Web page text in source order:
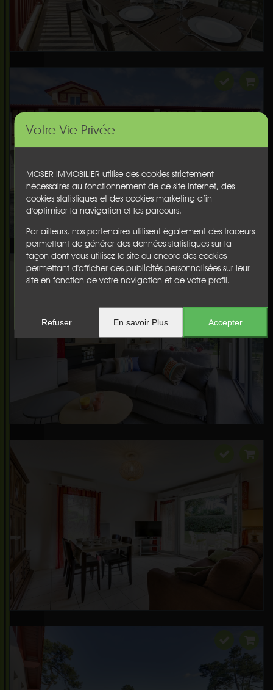
Votre Vie Privée
MOSER IMMOBILIER utilise des cookies strictement
nécessaires au fonctionnement de ce site internet, des
cookies statistiques et des cookies marketing afin
d'optimiser la navigation et les parcours.
Par ailleurs, nos partenaires utilisent également des traceurs
permettant de générer des données statistiques sur la
façon dont vous utilisez le site ou encore des cookies
permettant d'afficher des publicités personnalisées sur leur
site en fonction de votre navigation et de votre profil.
Refuser En savoir Plus Accepter